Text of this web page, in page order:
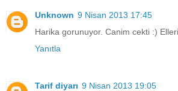
Unknown 9 Nisan 2013 17:45
Harika gorunuyor. Canim cekti :)
Yanıtla
Tarif diyarı 9 Nisan 2013 19:05